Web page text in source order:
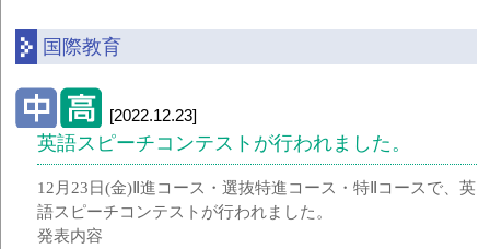
国際教育
[2022.12.23]
英語スピーチコンテストが行われました。
12月23日(金)Ⅱ進コース・選抜特進コース・特Ⅱコースで、英
語スピーチコンテストが行われました。
発表内容